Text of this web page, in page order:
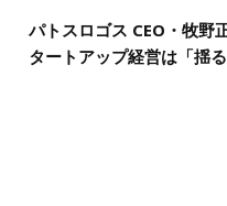
パトスロゴス CEO・牧野
タートアップ経営は「揺